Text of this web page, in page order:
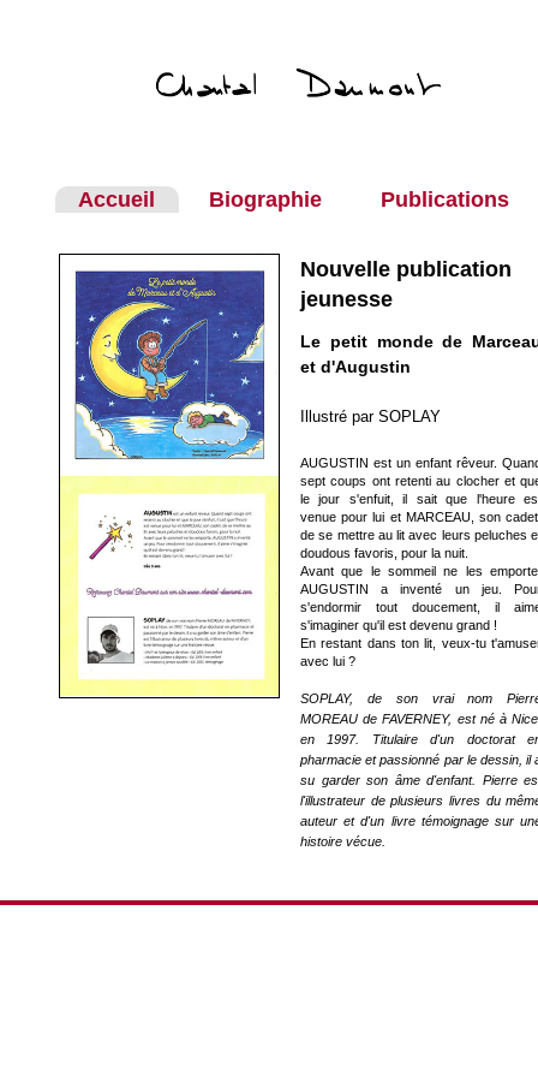
Accueil Biographie Publications
Nouvelle publication
jeunesse
Le petit monde de
et d'Augustin
Illustré par SOPLAY
AUGUSTIN est un enfant rêveur.
sept coups ont retenti au clocher et
le jour s'enfuit, il sait que l'heure
venue pour lui et MARCEAU, son
de se mettre au lit avec leurs peluches
doudous favoris, pour la nuit.
Avant que le sommeil ne les
AUGUSTIN a inventé un jeu.
s'endormir tout doucement, il
s'imaginer qu'il est devenu grand !
En restant dans ton lit, veux-tu
avec lui ?
SOPLAY, de son vrai nom
MOREAU de FAVERNEY, est né à
en 1997. Titulaire d'un doctorat
pharmacie et passionné par le dessin, il
su garder son âme d'enfant. Pierre
l'illustrateur de plusieurs livres du
auteur et d'un livre témoignage sur
histoire vécue.